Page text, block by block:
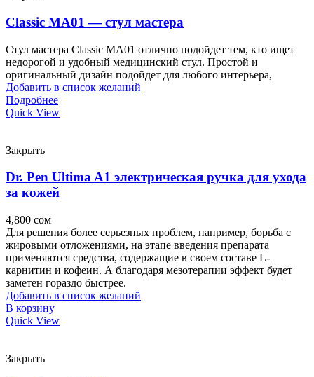
Classic MA01 — стул мастера
Стул мастера Classic MA01 отлично подойдет тем, кто ищет
недорогой и удобный медицинский стул. Простой и
оригинальный дизайн подойдет для любого интерьера,
Добавить в список желаний
Подробнее
Quick View
Закрыть
Dr. Pen Ultima A1 электрическая ручка для ухода
за кожей
4,800 сом
Для решения более серьезных проблем, например, борьба с
жировыми отложениями, на этапе введения препарата
применяются средства, содержащие в своем составе L-
карнитин и кофеин. А благодаря мезотерапии эффект будет
заметен гораздо быстрее.
Добавить в список желаний
В корзину
Quick View
Закрыть